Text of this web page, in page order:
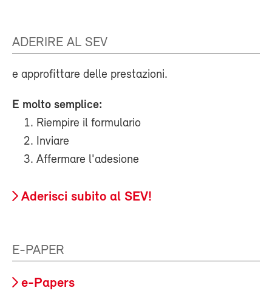
ADERIRE AL SEV
e approfittare delle prestazioni.
E molto semplice:
Riempire il formulario
Inviare
Affermare l'adesione
Aderisci subito al SEV!
E-PAPER
e-Papers